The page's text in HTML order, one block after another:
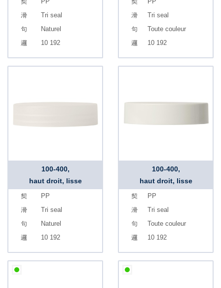
Tri seal
Naturel
10 192
Tri seal
Toute couleur
10 192
100-400,
haut droit, lisse
PP
Tri seal
Naturel
10 192
100-400,
haut droit, lisse
PP
Tri seal
Toute couleur
10 192